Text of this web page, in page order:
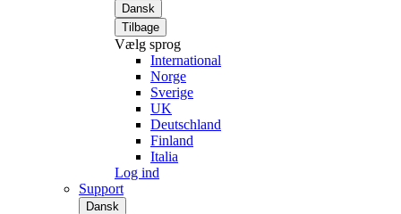
Dansk
Tilbage
Vælg sprog
International
Norge
Sverige
UK
Deutschland
Finland
Italia
Log ind
Support
Dansk